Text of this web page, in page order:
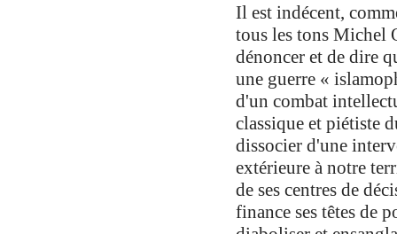
Il est indécent,
tous les tons Michel
dénoncer et de dire
une guerre «
d'un combat
classique et piétiste
dissocier d'une
extérieure à notre
de ses centres de
finance ses têtes de